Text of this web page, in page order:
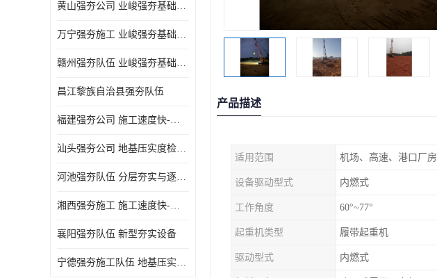
黄山强夯公司 业峻强夯基础工程
万宁强夯施工 业峻强夯基础工程
赣州强夯队伍 业峻强夯基础工程
昌江黎族自治县强夯队伍
福建强夯公司 施工速度快-施耐用性强
汕头强夯公司 地基压实度检测方法与标准
河池强夯队伍 分层夯实与逐层检测技术
湘西强夯施工 施工速度快-施耐用性强
襄阳强夯队伍 新型夯实设备
宁德强夯施工队伍 地基压实度检测方法与标准
产品描述
适用范围 机场、高速、港口厂房
设备驱动型式 内燃式
工作角度 60°~77°
起重机类型 履带起重机
驱动型式 内燃式